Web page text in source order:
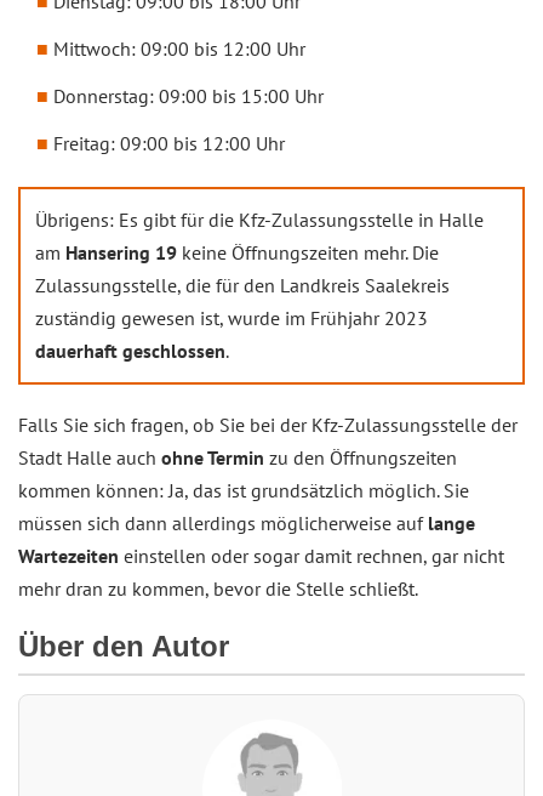
Mittwoch: 09:00 bis 12:00 Uhr
Donnerstag: 09:00 bis 15:00 Uhr
Freitag: 09:00 bis 12:00 Uhr
Übrigens: Es gibt für die Kfz-Zulassungsstelle in Halle
am Hansering 19 keine Öffnungszeiten mehr. Die
Zulassungsstelle, die für den Landkreis Saalekreis
zuständig gewesen ist, wurde im Frühjahr 2023
dauerhaft geschlossen.
Falls Sie sich fragen, ob Sie bei der Kfz-Zulassungsstelle der
Stadt Halle auch ohne Termin zu den Öffnungszeiten
kommen können: Ja, das ist grundsätzlich möglich. Sie
müssen sich dann allerdings möglicherweise auf lange
Wartezeiten einstellen oder sogar damit rechnen, gar nicht
mehr dran zu kommen, bevor die Stelle schließt.
Über den Autor